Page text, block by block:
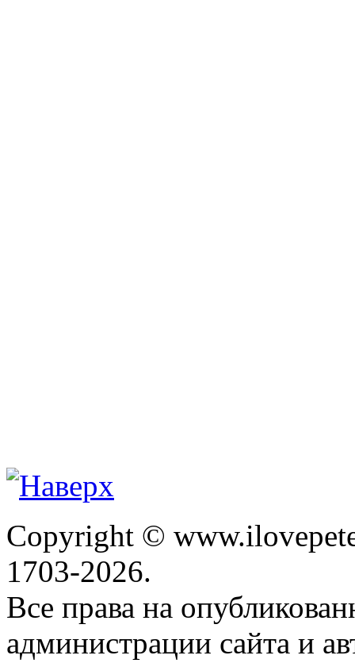
Copyright ©
1703-2026.
Все права на
администрации сайта и